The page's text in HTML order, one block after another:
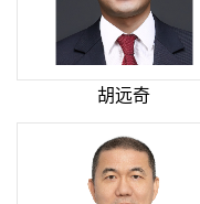
胡远奇